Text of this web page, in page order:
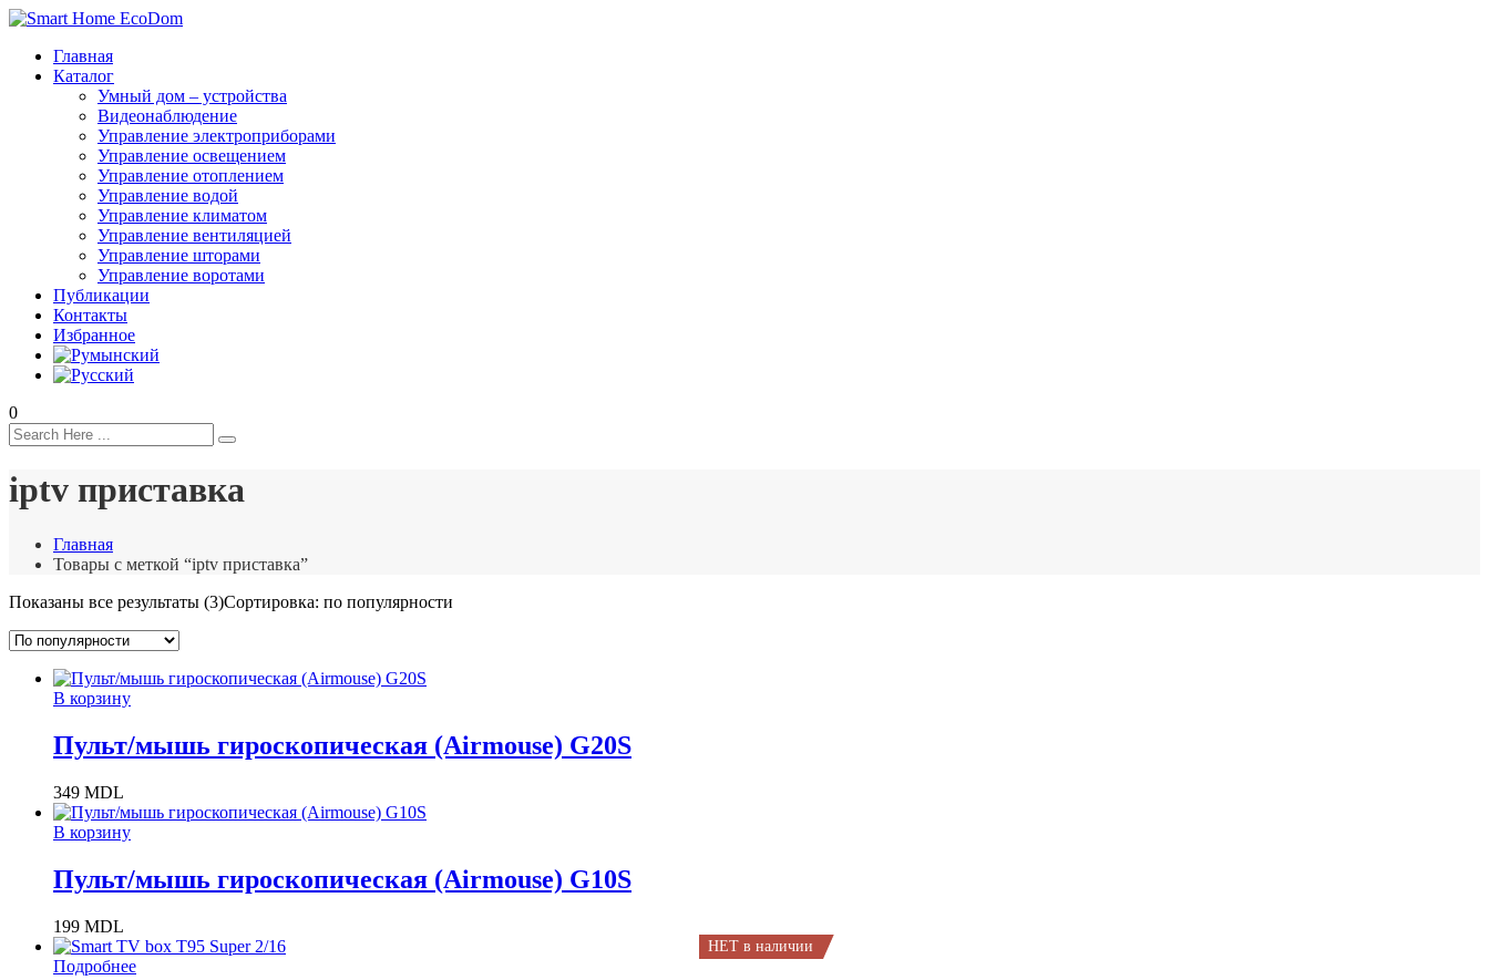
Главная
Каталог
Умный дом – устройства
Видеонаблюдение
Управление электроприборами
Управление освещением
Управление отоплением
Управление водой
Управление климатом
Управление вентиляцией
Управление шторами
Управление воротами
Публикации
Контакты
Избранное
0
iptv приставка
Главная
Товары с меткой “iptv приставка”
Показаны все результаты (3)Сортировка: по популярности
В корзину
Пульт/мышь гироскопическая (Airmouse) G20S
349 MDL
В корзину
Пульт/мышь гироскопическая (Airmouse) G10S
199 MDL
НЕТ в наличии
Подробнее